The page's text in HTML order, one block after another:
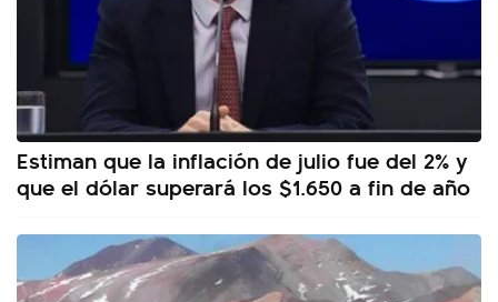
Estiman que la inflación de julio fue del 2% y
que el dólar superará los $1.650 a fin de año